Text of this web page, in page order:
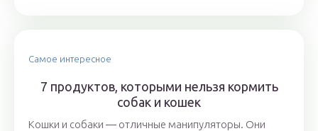
Самое интересное
7 продуктов, которыми нельзя кормить
собак и кошек
Кошки и собаки ― отличные манипуляторы. Они